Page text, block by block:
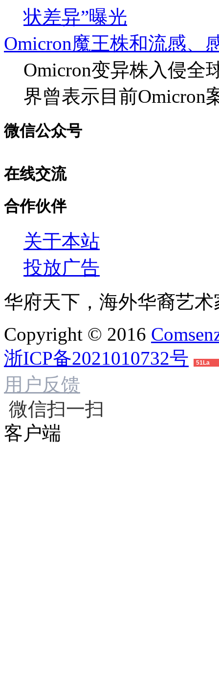
Omicron魔王株和流感、
Omicron变异株入侵全
界曾表示目前Omicron
微信公众号
在线交流
合作伙伴
关于本站
投放广告
华府天下，海外华裔艺
Copyright © 2016
浙ICP备2021010732号
51La
用户反馈
微信扫一扫
客户端